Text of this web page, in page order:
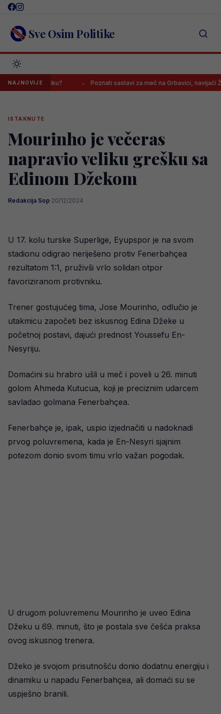
Skip
content Sve Osim Politike
NAJNOVIJE
u Afriku? Poznati sastavi za meč na Grbavici, navijači Želje:
ISTAKNUTE
Mourinho je večeras
napravio veliku grešku sa
Edinom Džekom
Redakcija Sop·20/12/2024
U 17. kolu turske Superlige, Eyupspor je na svom
stadionu odigrao neriješeno protiv Fenerbahçea
rezultatom 1:1, pruživši vrlo solidan otpor
favoriziranom protivniku.
Trener gostujućeg tima, Jose Mourinho, odlučio je
utakmicu započeti bez iskusnog Edina Džeke u
početnoj postavi, dajući prednost Youssefu En-
Nesyriju.
Domaćini su hrabro ušli u meč i poveli u 26. minuti
golom Ahmeda Kutucua, koji je preciznim udarcem
savladao golmana Fenerbahçea.
Fenerbahçe je, ipak, uspio izjednačiti u nadoknadi
prvog poluvremena, kada je En-Nesyri sjajnim
potezom donio svom timu vrlo važan pogodak.
U drugom poluvremenu Mourinho je uveo Edina
Džeku u 69. minuti, što je postala sve češća praksa
ovog iskusnog trenera.
Džeko je svojom prisutnošću donio dodatnu energiju i
dinamiku u napadu Fenerbahçea, ali domaći su se
uspješno branili.